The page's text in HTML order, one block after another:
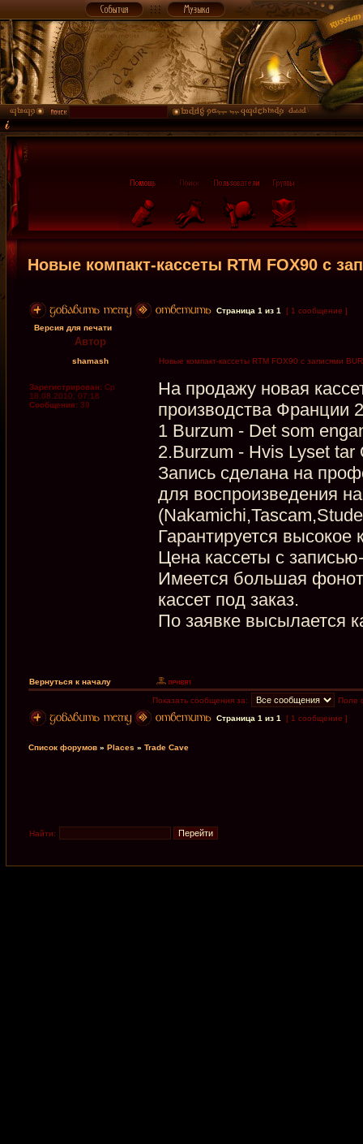
Новые компакт-кассеты RTM FOX90 c
Страница 1 из 1
[ 1 сообщение ]
Версия для печати
Автор
shamash Новые компакт-кассеты RTM FOX90 c записями
Зарегистрирован: Ср
18.08.2010, 07:18
Сообщения: 39
На продажу новая
производства Франции
1 Burzum - Det som
2.Burzum - Hvis Lyset tar
Запись сделана на
для воспроизведения
Гарантируется высокое
Цена кассеты с
Имеется большая
кассет под заказ.
По заявке высылается
Вернуться к началу
Показать сообщения за:
Поле
Страница 1 из 1 [ 1 сообщение ]
Список форумов » Places » Trade Cave
Найти: